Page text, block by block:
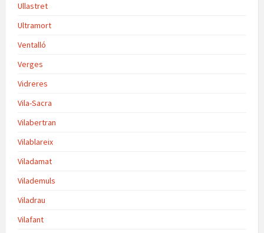
Ullastret
Ultramort
Ventalló
Verges
Vidreres
Vila-Sacra
Vilabertran
Vilablareix
Viladamat
Vilademuls
Viladrau
Vilafant